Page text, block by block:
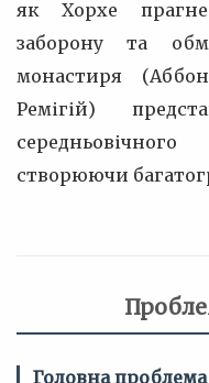
як Хорхе
заборону та
монастиря
Ремігій)
створюючи
Головна проблема